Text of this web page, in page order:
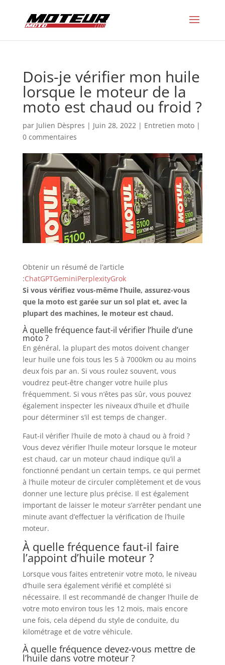
Dois-je vérifier mon huile
lorsque le moteur de la
moto est chaud ou froid ?
par Julien Dèspres | Juin 28, 2022| Entretien moto|
0 commentaires
Obtenir un résumé de l’article
:ChatGPTGeminiPerplexityGrok
Si vous vérifiez vous-même l’huile, assurez-vous
que la moto est garée sur un sol plat et, avec la
plupart des machines, le moteur est chaud.
À quelle fréquence faut-il vérifier l’huile d’une
moto ?
En général, la plupart des motos doivent changer
leur huile une fois tous les 5 à 7000km ou au moins
deux fois par an. Si vous roulez souvent, vous
voudrez peut-être changer votre huile plus
fréquemment. Si vous n’êtes pas sûr, vous pouvez
également inspecter les niveaux d’huile et d’huile
pour déterminer s’il est temps de changer.
Faut-il vérifier l’huile de moto à chaud ou à froid ?
Vous devez vérifier l’huile moteur lorsque le moteur
est chaud, car un moteur chaud indique qu’il a
fonctionné pendant un certain temps, ce qui permet
à l’huile moteur de circuler complètement et de vous
donner une lecture plus précise. Il est également
important de laisser le moteur s’arrêter pendant une
minute avant d’effectuer la vérification de l’huile
moteur.
À quelle fréquence faut-il faire
l’appoint d’huile moteur ?
Lorsque vous faites entretenir votre moto, le niveau
d’huile sera également vérifié et complété si
nécessaire. Il est recommandé de changer l’huile de
votre moto environ tous les 12 mois, mais encore
une fois, cela dépend du style de conduite, du
kilométrage et de votre véhicule.
À quelle fréquence devez-vous mettre de
l’huile dans votre moteur ?